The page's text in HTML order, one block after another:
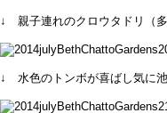
↓ 親子連れのクロウタドリ（
↓ 水色のトンボが喜ばし気に